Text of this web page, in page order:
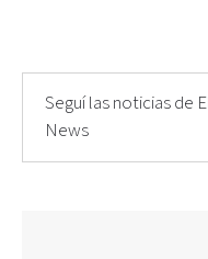
Seguí las noticias de
News